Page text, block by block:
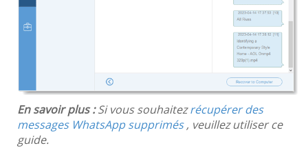
En savoir plus :Si vous souhaitezrécupérer des
messages WhatsApp supprimés, veuillez utiliser ce
guide.